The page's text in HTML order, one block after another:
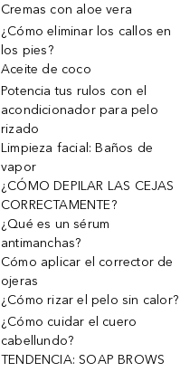
Cremas con aloe vera
¿Cómo eliminar los callos en
los pies?
Aceite de coco
Potencia tus rulos con el
acondicionador para pelo
rizado
Limpieza facial: Baños de
vapor
¿CÓMO DEPILAR LAS CEJAS
CORRECTAMENTE?
¿Qué es un sérum
antimanchas?
Cómo aplicar el corrector de
ojeras
¿Cómo rizar el pelo sin calor?
¿Cómo cuidar el cuero
cabellundo?
TENDENCIA: SOAP BROWS